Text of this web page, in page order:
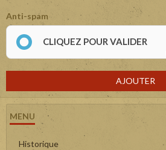
Anti-spam
CLIQUEZ POUR VALIDER
AJOUTER
MENU
Historique